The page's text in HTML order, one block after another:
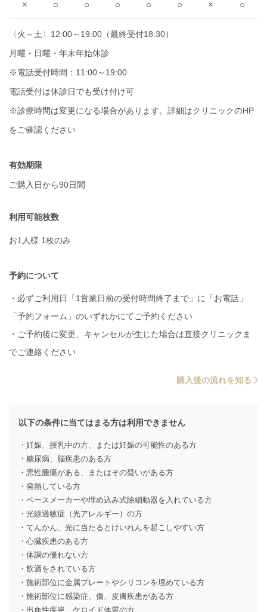
× ○ ○ ○ ○ ○ × ○
〈火～土〉12:00～19:00（最終受付18:30）
月曜・日曜・年末年始休診
※電話受付時間：11:00～19:00
電話受付は休診日でも受け付け可
※診療時間は変更になる場合があります。詳細はクリニックのHP
をご確認ください
有効期限
ご購入日から90日間
利用可能枚数
お1人様 1枚のみ
予約について
・必ずご利用日「1営業日前の受付時間終了まで」に「お電話」
「予約フォーム」のいずれかにてご予約ください
・ご予約後に変更、キャンセルが生じた場合は直接クリニックま
でご連絡ください
購入後の流れを知る
以下の条件に当てはまる方は利用できません
・妊娠、授乳中の方、または妊娠の可能性のある方
・糖尿病、脳疾患のある方
・悪性腫瘍がある、またはその疑いがある方
・発熱している方
・ペースメーカーや埋め込み式除細動器を入れている方
・光線過敏症（光アレルギー）の方
・てんかん、光に当たるとけいれんを起こしやすい方
・心臓疾患のある方
・体調の優れない方
・飲酒をされている方
・施術部位に金属プレートやシリコンを埋めている方
・施術部位に感染症、傷、皮膚疾患がある方
・出血性疾患、ケロイド体質の方